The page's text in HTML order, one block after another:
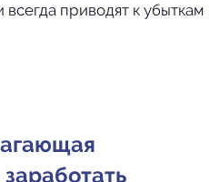
приводят к убыткам